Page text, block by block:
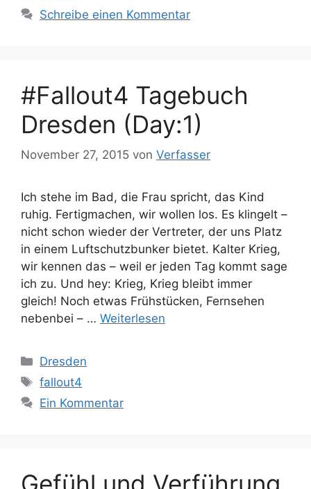
Schreibe einen Kommentar
#Fallout4 Tagebuch
Dresden (Day:1)
November 27, 2015 von Verfasser
Ich stehe im Bad, die Frau spricht, das Kind
ruhig. Fertigmachen, wir wollen los. Es klingelt –
nicht schon wieder der Vertreter, der uns Platz
in einem Luftschutzbunker bietet. Kalter Krieg,
wir kennen das – weil er jeden Tag kommt sage
ich zu. Und hey: Krieg, Krieg bleibt immer
gleich! Noch etwas Frühstücken, Fernsehen
nebenbei – … Weiterlesen
Kategorien
Dresden
Schlagwörter
fallout4
Ein Kommentar